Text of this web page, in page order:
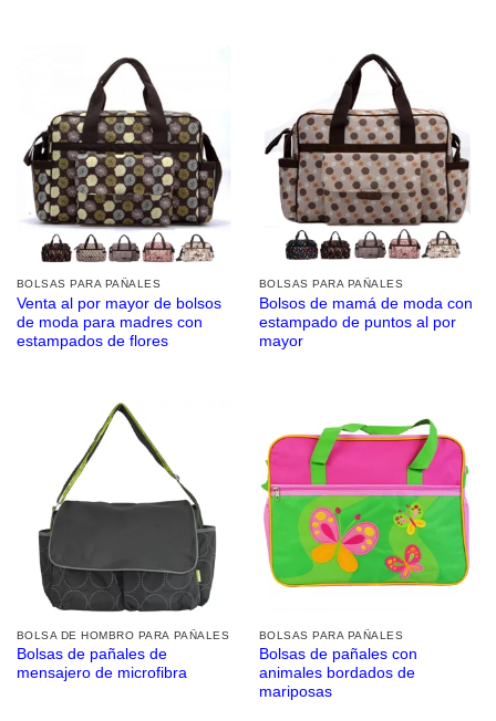
BOLSAS PARA PAÑALES
Venta al por mayor de bolsos
de moda para madres con
estampados de flores
BOLSAS PARA PAÑALES
Bolsos de mamá de moda con
estampado de puntos al por
mayor
BOLSA DE HOMBRO PARA PAÑALES
Bolsas de pañales de
mensajero de microfibra
BOLSAS PARA PAÑALES
Bolsas de pañales con
animales bordados de
mariposas